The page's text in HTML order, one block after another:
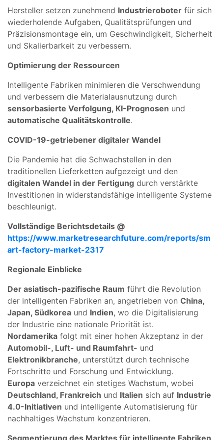
Hersteller setzen zunehmend Industrieroboter für sich
wiederholende Aufgaben, Qualitätsprüfungen und
Präzisionsmontage ein, um Geschwindigkeit, Sicherheit
und Skalierbarkeit zu verbessern.
Optimierung der Ressourcen
Intelligente Fabriken minimieren die Verschwendung
und verbessern die Materialausnutzung durch
sensorbasierte Verfolgung, KI-Prognosen und
automatische Qualitätskontrolle.
COVID-19-getriebener digitaler Wandel
Die Pandemie hat die Schwachstellen in den
traditionellen Lieferketten aufgezeigt und den
digitalen Wandel in der Fertigung durch verstärkte
Investitionen in widerstandsfähige intelligente Systeme
beschleunigt.
Vollständige Berichtsdetails @
https://www.marketresearchfuture.com/reports/sm
art-factory-market-2317
Regionale Einblicke
Der asiatisch-pazifische Raum führt die Revolution
der intelligenten Fabriken an, angetrieben von China,
Japan, Südkorea und Indien, wo die Digitalisierung
der Industrie eine nationale Priorität ist.
Nordamerika folgt mit einer hohen Akzeptanz in der
Automobil-, Luft- und Raumfahrt- und
Elektronikbranche, unterstützt durch technische
Fortschritte und Forschung und Entwicklung.
Europa verzeichnet ein stetiges Wachstum, wobei
Deutschland, Frankreich und Italien sich auf Industrie
4.0-Initiativen und intelligente Automatisierung für
nachhaltiges Wachstum konzentrieren.
Segmentierung des Marktes für intelligente Fabriken